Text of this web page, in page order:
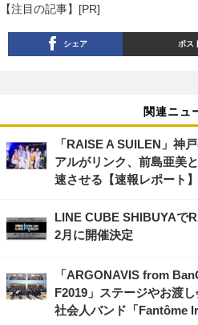
【注目の記事】[PR]
シェア ポス
関連ニュ
「RAISE A SUILEN」神
アルがリンク、前島亜美
速させる【速報レポート】
LINE CUBE SHIBUYAで
2月に開催決定
「ARGONAVIS from
F2019」ステージやお渡
社会人バンド「Fantôme